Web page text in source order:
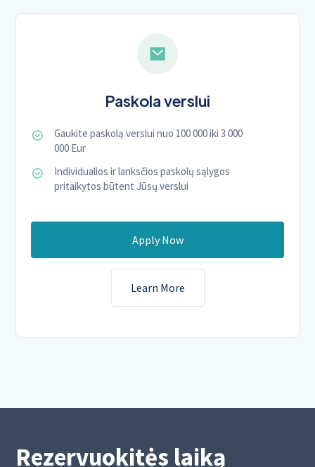
Paskola verslui
Gaukite paskolą verslui nuo 100 000 iki 3 000
000 Eur
Individualios ir lanksčios paskolų sąlygos
pritaikytos būtent Jūsų verslui
Apply Now
Learn More
Rezervuokitės laiką